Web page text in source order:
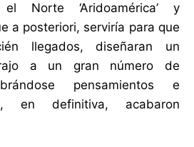
el Norte ‘Aridoamérica’ y
a posteriori, serviría para que
llegados, diseñaran un
a un gran número de
pensamientos e
en definitiva, acabaron